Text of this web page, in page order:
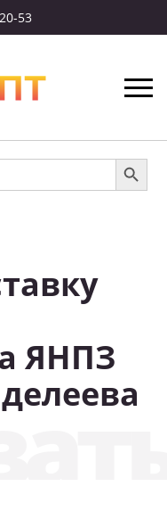
53
Search Button
ЯНПЗ